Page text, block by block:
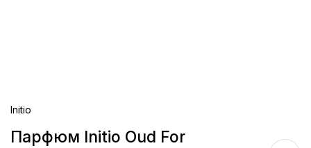
Initio
Парфюм Initio Oud For